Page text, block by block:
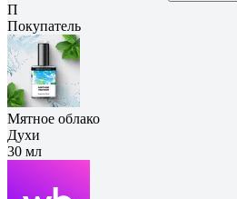
П
Покупатель
Мятное облако
Духи
30 мл